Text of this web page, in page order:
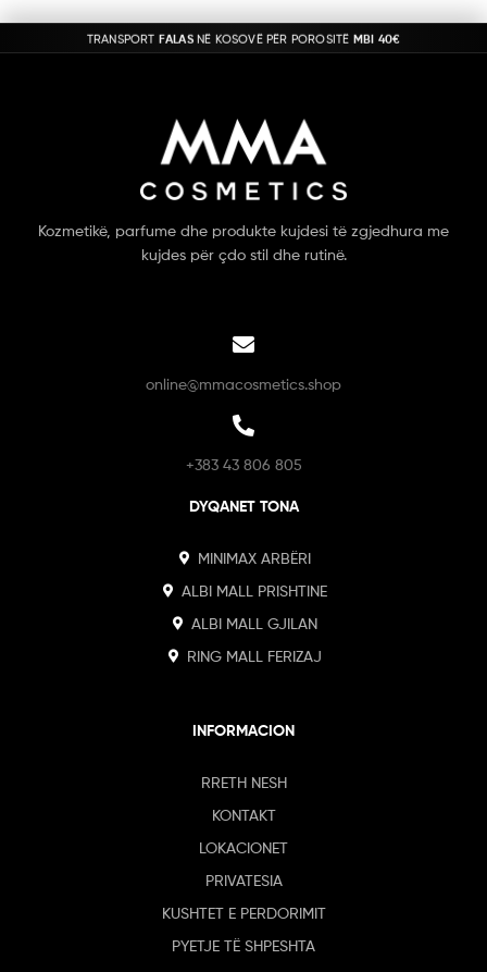
Kozmetikë, parfume dhe produkte kujdesi të zgjedhura me
kujdes për çdo stil dhe rutinë.
online@mmacosmetics.shop
+383 43 806 805
DYQANET TONA
MINIMAX ARBËRI
ALBI MALL PRISHTINE
ALBI MALL GJILAN
RING MALL FERIZAJ
INFORMACION
RRETH NESH
KONTAKT
LOKACIONET
PRIVATESIA
KUSHTET E PERDORIMIT
PYETJE TË SHPESHTA
TRANSPORT FALASNË KOSOVË PËR POROSITË MBI 40€